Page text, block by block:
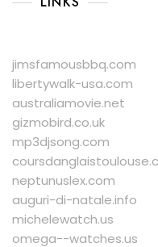
jimsfamousbbq.com
libertywalk-usa.com
australiamovie.net
gizmobird.co.uk
mp3djsong.com
neptunuslex.com
auguri-di-natale.info
michelewatch.us
omega--watches.us